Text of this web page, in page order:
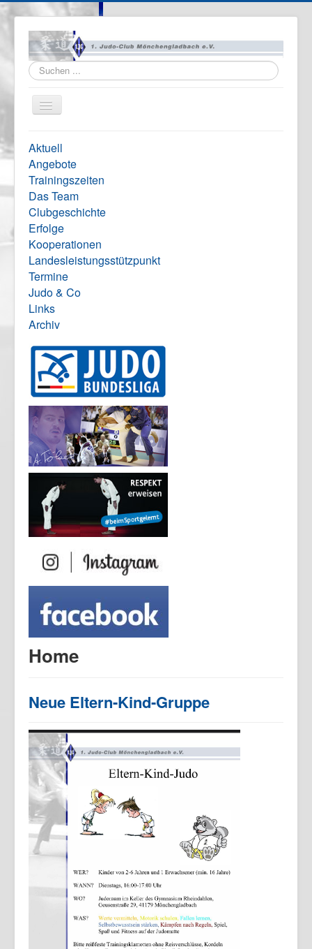
Suchen
...
Navigation
Vereinsinfo
Formulare
Impressum
Aktuell
Angebote
Trainingszeiten
Das Team
Clubgeschichte
Erfolge
Kooperationen
Landesleistungsstützpunkt
Termine
Judo & Co
Links
Archiv
Home
Neue Eltern-Kind-Gruppe